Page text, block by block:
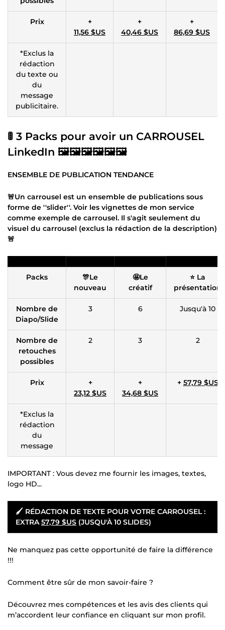
Prix
+
11,56 $US
+
40,46 $US
+
86,69 $US
*Exclus la
rédaction
du texte ou
du
message
publicitaire.
🚦 3 Packs pour avoir un CARROUSEL
LinkedIn 🖼🖼🖼🖼🖼🖼
ENSEMBLE DE PUBLICATION TENDANCE
🚨Un carrousel est un ensemble de publications sous
forme de ''slider''. Voir les vignettes de mon service
comme exemple de carrousel. Il s'agit seulement du
visuel du carrousel (exclus la rédaction de la description)
🚨
Packs
🎊Le
nouveau
🤩Le
créatif
⭐ La
présentation
Nombre de
Diapo/Slide
3 6 Jusqu'à 10
Nombre de
retouches
possibles
2 3 2
Prix
+
23,12 $US
+
34,68 $US
+ 57,79 $US
*Exclus la
rédaction
du
message
IMPORTANT : Vous devez me fournir les images, textes,
logo HD...
🖌 RÉDACTION DE TEXTE POUR VOTRE CARROUSEL :
EXTRA57,79 $US (JUSQU'À 10 SLIDES)
Ne manquez pas cette opportunité de faire la différence
!!!
Comment être sûr de mon savoir-faire ?
Découvrez mes compétences et les avis des clients qui
m’accordent leur confiance en cliquant sur mon profil.